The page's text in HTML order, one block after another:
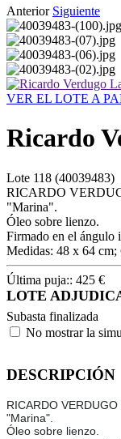
Anterior Siguiente
VER EL LOTE A
Ricardo
Lote 118 (40039483)
RICARDO
"Marina".
Óleo sobre lienzo.
Firmado en el ángulo
Medidas: 48 x 64
Última puja:: 425 €
LOTE
Subasta finalizada
No mostrar la
DESCRIPCIÓN
RICARDO
"Marina".
Óleo sobre lienzo.